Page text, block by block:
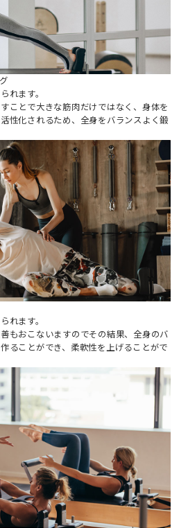
れます。
ことで大きな筋肉だけではなく、身体を
性化されるため、全身をバランスよく鍛
れます。
もおこないますのでその結果、全身のバ
ることができ、柔軟性を上げることがで